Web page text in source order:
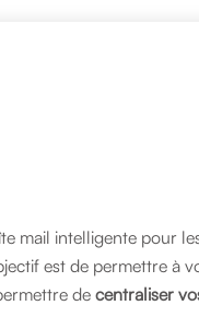
mail intelligente pour
est de permettre à
de centraliser